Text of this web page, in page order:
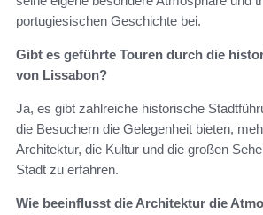
portugiesischen Geschichte bei.
Gibt es geführte Touren durch die
von Lissabon?
Ja, es gibt zahlreiche historische
die Besuchern die Gelegenheit bieten,
Architektur, die Kultur und die großen
Stadt zu erfahren.
Wie beeinflusst die Architektur die